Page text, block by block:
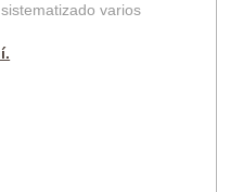
varios